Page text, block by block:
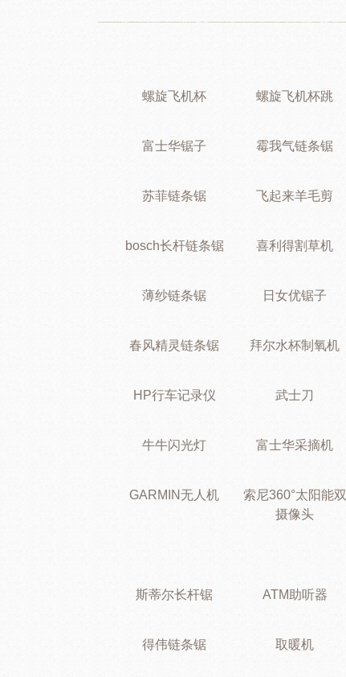
螺旋飞机杯 螺旋飞机杯跳
富士华锯子 霉我气链条锯
苏菲链条锯 飞起来羊毛剪
bosch长杆链条锯 喜利得割草机
薄纱链条锯 日女优锯子
春风精灵链条锯 拜尔水杯制氧机
HP行车记录仪 武士刀
牛牛闪光灯 富士华采摘机
GARMIN无人机
索尼360°太阳能双
摄像头
斯蒂尔长杆锯 ATM助听器
得伟链条锯 取暖机